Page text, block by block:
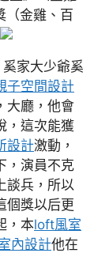
（金雞、百
家大少爺奚
子空間設計
大廳，他會
，這次能獲
設計激動，
，演員不克
談兵，所以
個獎以后更
，本loft風室
內設計他在